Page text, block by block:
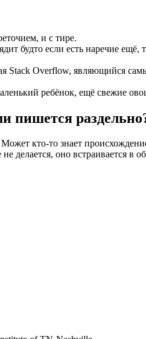
и с тире.
будто если есть наречие ещё,
Stack Overflow, являющийся
ребёнок, ещё свежие
пишется
кто-то знает
делается, оно